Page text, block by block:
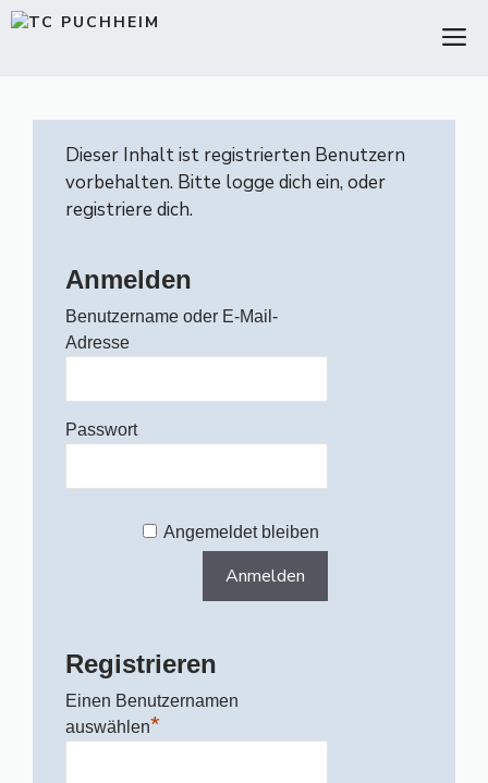
Zum
Dieser Inhalt ist registrierten Benutzern
vorbehalten. Bitte logge dich ein, oder
registriere dich.
Anmelden
Benutzername oder E-Mail-
Adresse
Passwort
Angemeldet bleiben
Registrieren
Einen Benutzernamen
auswählen*